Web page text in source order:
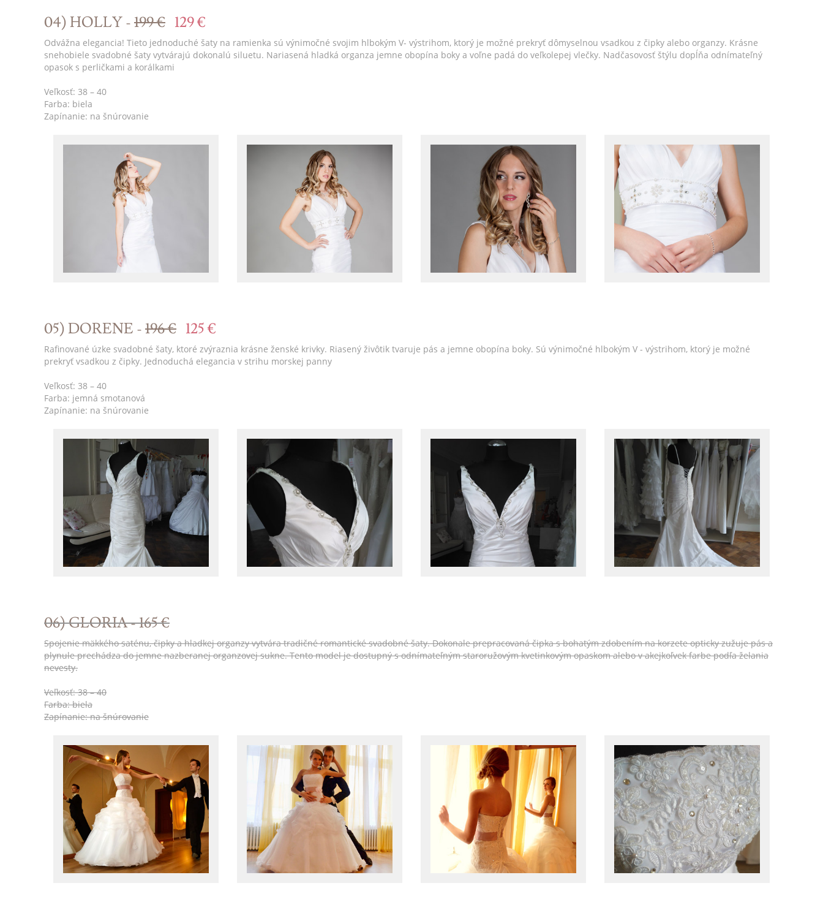
04) HOLLY -199 € 129 €
Odvážna elegancia! Tieto jednoduché šaty na ramienka sú výnimočné svojim hlbokým V- výstrihom, ktorý je možné prekryť dômyselnou vsadkou z čipky alebo organzy. Krásne
snehobiele svadobné šaty vytvárajú dokonalú siluetu. Nariasená hladká organza jemne obopína boky a voľne padá do veľkolepej vlečky. Nadčasovosť štýlu dopĺňa odnímateľný
opasok s perličkami a korálkami
Veľkosť: 38 – 40
Farba: biela
Zapínanie: na šnúrovanie
05) DORENE -196 € 125 €
Rafinované úzke svadobné šaty, ktoré zvýraznia krásne ženské krivky. Riasený živôtik tvaruje pás a jemne obopína boky. Sú výnimočné hlbokým V - výstrihom, ktorý je možné
prekryť vsadkou z čipky. Jednoduchá elegancia v strihu morskej panny
Veľkosť: 38 – 40
Farba: jemná smotanová
Zapínanie: na šnúrovanie
06) GLORIA - 165 €
Spojenie mäkkého saténu, čipky a hladkej organzy vytvára tradičné romantické svadobné šaty. Dokonale prepracovaná čipka s bohatým zdobením na korzete opticky zužuje pás a
plynule prechádza do jemne nazberanej organzovej sukne. Tento model je dostupný s odnímateľným staroružovým kvetinkovým opaskom alebo v akejkoľvek farbe podľa želania
nevesty.
Veľkosť: 38 – 40
Farba: biela
Zapínanie: na šnúrovanie